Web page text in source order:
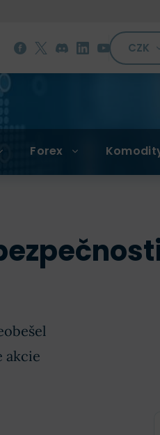
CZK
Forex
akcie